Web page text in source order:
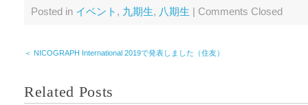
Posted in イベント , 九期生, 八期生 | Comments Closed
＜ NICOGRAPH International 2019で発表しました（住友）
Related Posts